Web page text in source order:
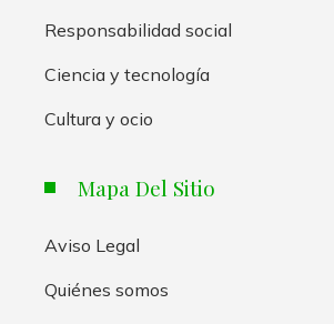
Responsabilidad social
Ciencia y tecnología
Cultura y ocio
Mapa Del Sitio
Aviso Legal
Quiénes somos